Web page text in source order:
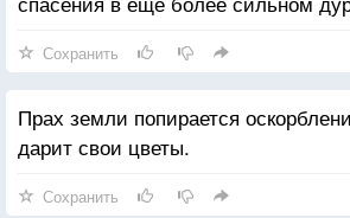
Сохранить
Прах земли попирается
дарит свои цветы.
Сохранить